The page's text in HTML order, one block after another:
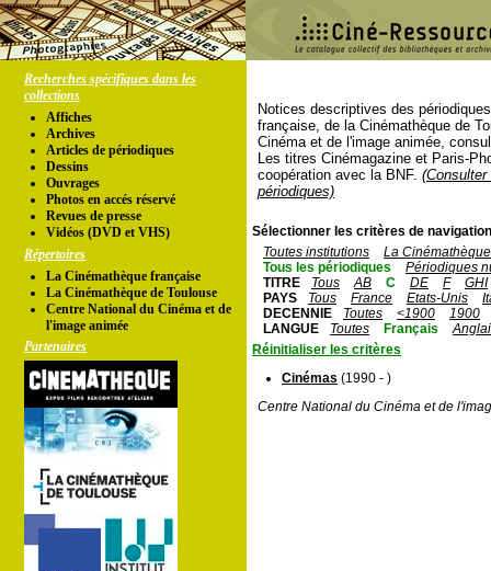
Recherches spécifiques dans les
collections
Affiches
Archives
Articles de périodiques
Dessins
Ouvrages
Photos en accés réservé
Revues de presse
Vidéos (DVD et VHS)
Répertoires
La Cinémathèque française
La Cinémathèque de Toulouse
Centre National du Cinéma et de
l'image animée
Partenaires
Notices descriptives des
française, de la Cinémathèque de
Cinéma et de l'image animée,
Les titres Cinémagazine et Paris-
coopération avec la BNF.
périodiques)
Sélectionner les critères de
Toutes institutions
La
Tous les périodiques
Périodiques
TITRE
Tous AB C DE F
GHI
PAYS
Tous France Etats-Unis
DECENNIE
Toutes <1900
1900
LANGUE
Toutes Français
Réinitialiser les critères
Cinémas (1990 - )
Centre National du Cinéma et de